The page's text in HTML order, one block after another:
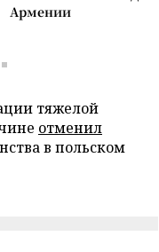
Армении
тяжелой
отменил
в польском